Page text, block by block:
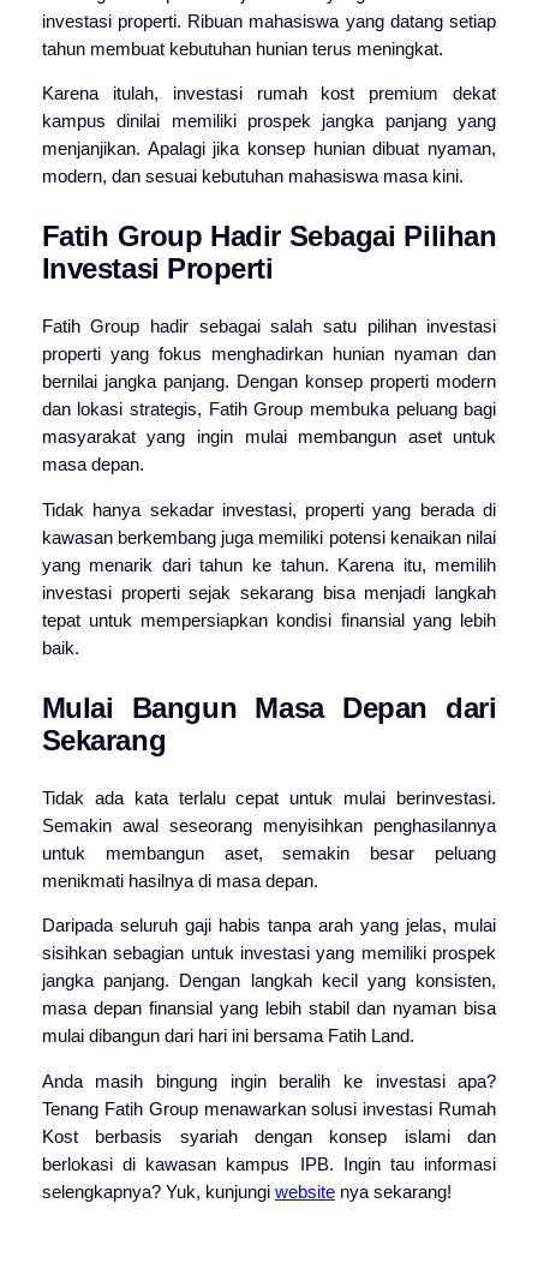
investasi properti. Ribuan mahasiswa yang datang setiap
tahun membuat kebutuhan hunian terus meningkat.
Karena itulah, investasi rumah kost premium dekat
kampus dinilai memiliki prospek jangka panjang yang
menjanjikan. Apalagi jika konsep hunian dibuat nyaman,
modern, dan sesuai kebutuhan mahasiswa masa kini.
Fatih Group Hadir Sebagai Pilihan
Investasi Properti
Fatih Group hadir sebagai salah satu pilihan investasi
properti yang fokus menghadirkan hunian nyaman dan
bernilai jangka panjang. Dengan konsep properti modern
dan lokasi strategis, Fatih Group membuka peluang bagi
masyarakat yang ingin mulai membangun aset untuk
masa depan.
Tidak hanya sekadar investasi, properti yang berada di
kawasan berkembang juga memiliki potensi kenaikan nilai
yang menarik dari tahun ke tahun. Karena itu, memilih
investasi properti sejak sekarang bisa menjadi langkah
tepat untuk mempersiapkan kondisi finansial yang lebih
baik.
Mulai Bangun Masa Depan dari
Sekarang
Tidak ada kata terlalu cepat untuk mulai berinvestasi.
Semakin awal seseorang menyisihkan penghasilannya
untuk membangun aset, semakin besar peluang
menikmati hasilnya di masa depan.
Daripada seluruh gaji habis tanpa arah yang jelas, mulai
sisihkan sebagian untuk investasi yang memiliki prospek
jangka panjang. Dengan langkah kecil yang konsisten,
masa depan finansial yang lebih stabil dan nyaman bisa
mulai dibangun dari hari ini bersama Fatih Land.
Anda masih bingung ingin beralih ke investasi apa?
Tenang Fatih Group menawarkan solusi investasi Rumah
Kost berbasis syariah dengan konsep islami dan
berlokasi di kawasan kampus IPB. Ingin tau informasi
selengkapnya? Yuk, kunjungi websitenya sekarang!